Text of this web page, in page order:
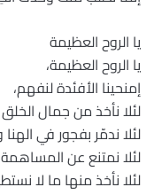
يا الروح العظيمة
يا الروح العظيمة،
إمنحينا الأفئدة لنفهم،
لئلا نأخذ من جمال
لئلا ندمّر بفجور في
لئلا نمتنع عن المساهمة
لئلا نأخذ منها ما لا